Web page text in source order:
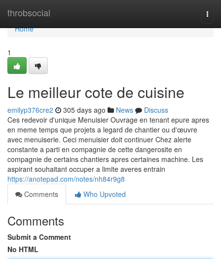
throbsocial
Home
Home
1
Le meilleur cote de cuisine
emilyp376cre2 305 days ago News
Discuss
Ces redevoir d'unique Menuisier Ouvrage en tenant epure apres
en meme temps que projets a legard de chantier ou d'œuvre
avec menuiserie. Ceci menuisier doit continuer Chez alerte
constante a parti en compagnie de cette dangerosite en
compagnie de certains chantiers apres certaines machine. Les
aspirant souhaitant occuper a limite averes entrain
https://anotepad.com/notes/nh84r9g8
Comments
Who Upvoted
Comments
Submit a Comment
No HTML